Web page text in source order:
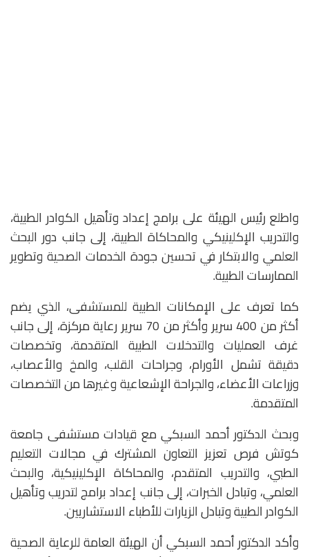
واطلع رئيس الهيئة على برامج إعداد وتأهيل الكوادر الطبية،
والتدريب الإكلينيكي والمحاكاة الطبية، إلى جانب دور البحث
العلمي والابتكار في تحسين جودة الخدمات الصحية وتطوير
الممارسات الطبية.
كما تعرف على الإمكانات الطبية للمستشفى، الذي يضم
أكثر من 400 سرير وأكثر من 70 سرير رعاية مركزة، إلى جانب
غرف العمليات والتدخلات الطبية المتقدمة، وتخصصات
دقيقة تشمل الأورام، وجراحات القلب، والمخ والأعصاب،
وزراعات الأعضاء، والجراحة الإشعاعية وغيرها من التخصصات
المتقدمة.
وبحث الدكتور أحمد السبكي مع قيادات مستشفى جامعة
كوتش فرص تعزيز التعاون المشترك في مجالات التعليم
الطبي، والتدريب المتقدم، والمحاكاة الإكلينيكية، والبحث
العلمي، وتبادل الخبرات، إلى جانب إعداد برامج لتدريب وتأهيل
الكوادر الطبية وتبادل الزيارات للأطباء الاستشاريين.
وأكد الدكتور أحمد السبكي أن الهيئة العامة للرعاية الصحية